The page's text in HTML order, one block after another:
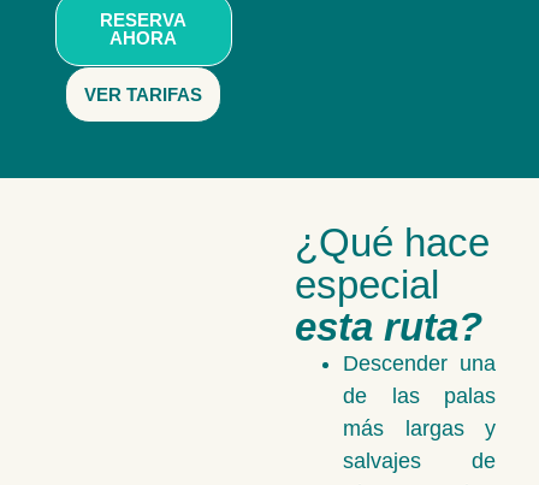
RESERVA
AHORA
VER TARIFAS
¿Qué hace
especial
esta ruta?
Descender una
de las palas
más largas y
salvajes de